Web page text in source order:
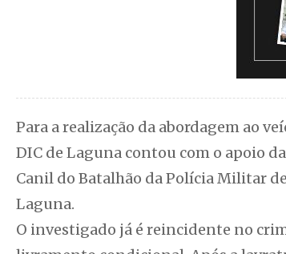
Para a realização da abordagem ao
DIC de Laguna contou com o apoio
Canil do Batalhão da Polícia Militar
Laguna.
O investigado já é reincidente no